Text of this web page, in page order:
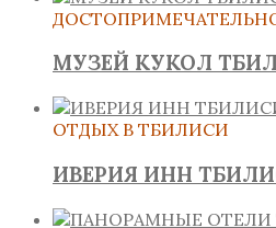
МУЗЕЙ КУКОЛ
ОТДЫХ В ТБИЛИСИ
ИВЕРИЯ ИНН